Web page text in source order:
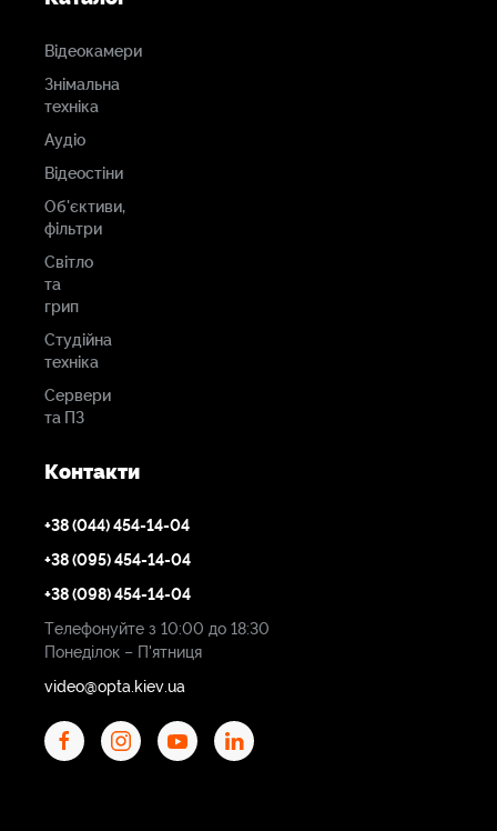
Відеокамери
Знімальна
техніка
Аудіо
Відеостіни
Об'єктиви,
фільтри
Світло
та
грип
Студійна
техніка
Сервери
та ПЗ
Контакти
+38 (044) 454-14-04
+38 (095) 454-14-04
+38 (098) 454-14-04
Телефонуйте з 10:00 до 18:30
Понеділок – П'ятниця
video@opta.kiev.ua